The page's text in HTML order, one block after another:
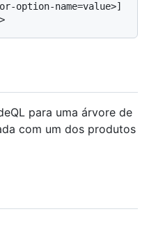
option-name=value>]
para uma árvore de
com um dos produtos